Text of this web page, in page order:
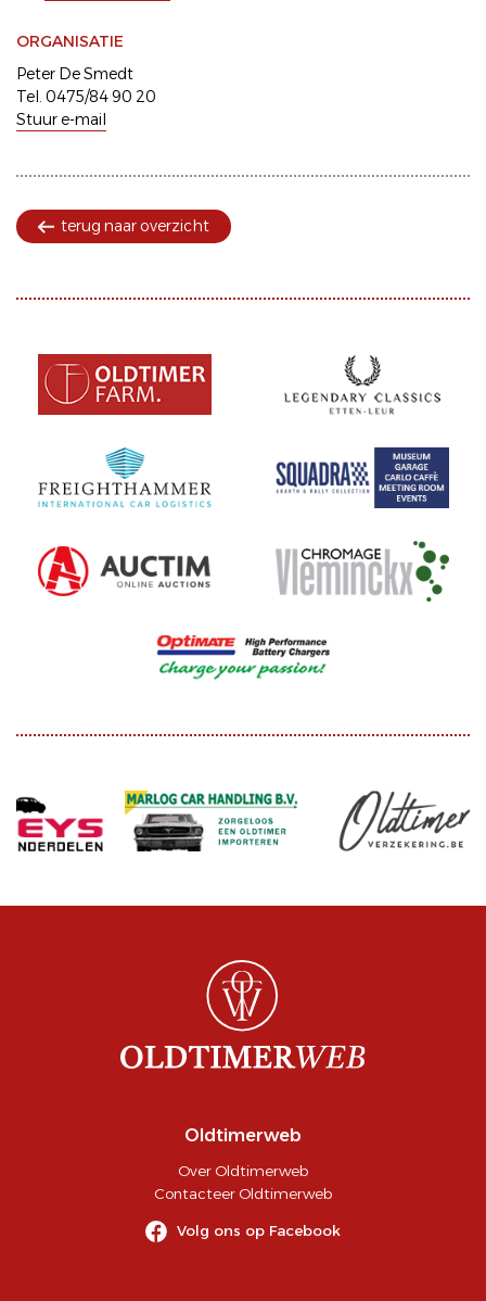
ORGANISATIE
Peter De Smedt
Tel. 0475/84 90 20
Stuur e-mail
terug naar overzicht
Oldtimerweb
Over Oldtimerweb
Contacteer Oldtimerweb
Volg ons op Facebook